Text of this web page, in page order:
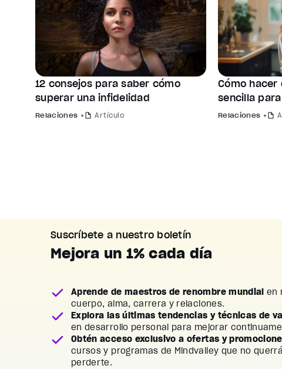
12 consejos para saber cómo
superar una infidelidad
Relaciones Artículo
Cómo hacer
sencilla
Relaciones
Suscríbete a nuestro boletín
Mejora un 1% cada día
Aprende de maestros de renombre mundial en
cuerpo, alma, carrera y relaciones.
Explora las últimas tendencias y técnicas de
en desarrollo personal para mejorar
Obtén acceso exclusivo a ofertas y
cursos y programas de Mindvalley que no
perderte.